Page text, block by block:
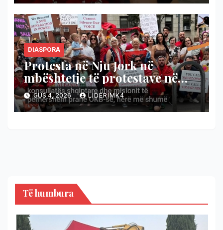
DIASPORA
Protesta në Nju Jork në
mbështetje të protestave në
Tiranë (Video)
GUS 4, 2026 LIDERIMK4
Të humbura